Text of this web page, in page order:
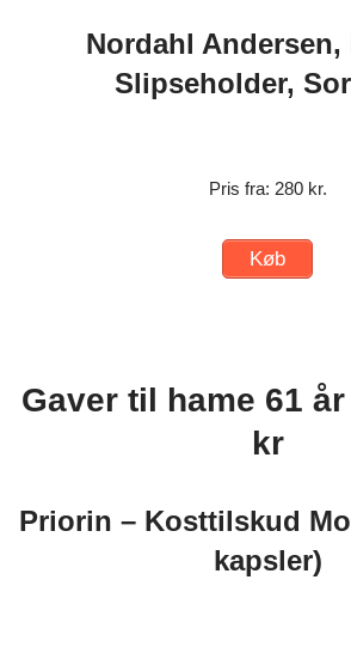
Nordahl
Slipseholder,
Pris fra: 280 kr.
Køb
Gaver til hame 61
kr
Priorin – Kosttilskud
kapsler)